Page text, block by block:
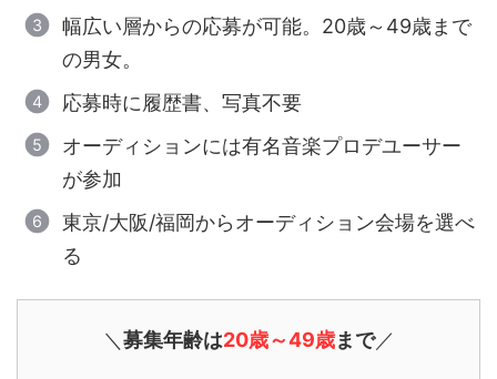
幅広い層からの応募が可能。20歳～49歳まで
の男女。
応募時に履歴書、写真不要
オーディションには有名音楽プロデユーサー
が参加
東京/大阪/福岡からオーディション会場を選べ
る
＼ 募集年齢は20歳～49歳まで／